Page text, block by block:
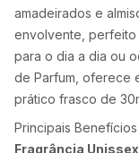
amadeirados e
envolvente, perfeito
para o dia a dia ou
de Parfum, oferece
prático frasco de
Principais Benefícios
Fragrância